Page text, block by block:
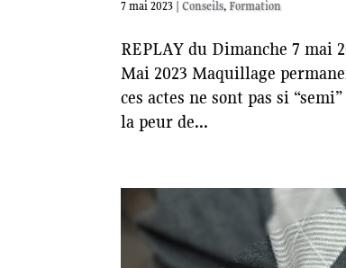
7 mai 2023 |Conseils, Formation
REPLAY du Dimanche 7 mai
Mai 2023 Maquillage
ces actes ne sont pas si
la peur de...